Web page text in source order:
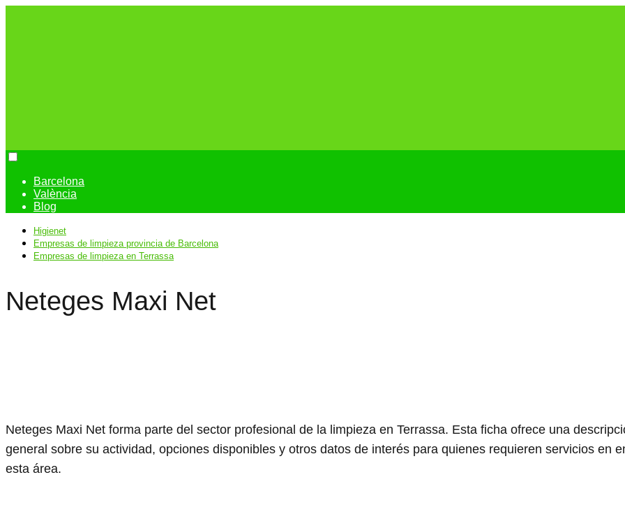
Barcelona
València
Blog
Higienet
Empresas de limpieza provincia de Barcelona
Empresas de limpieza en Terrassa
Neteges Maxi Net
Neteges Maxi Net forma parte del sector profesional de la limpieza en Terrassa. Esta ficha ofrece una
general sobre su actividad, opciones disponibles y otros datos de interés para quienes requieren servicios en
esta área.